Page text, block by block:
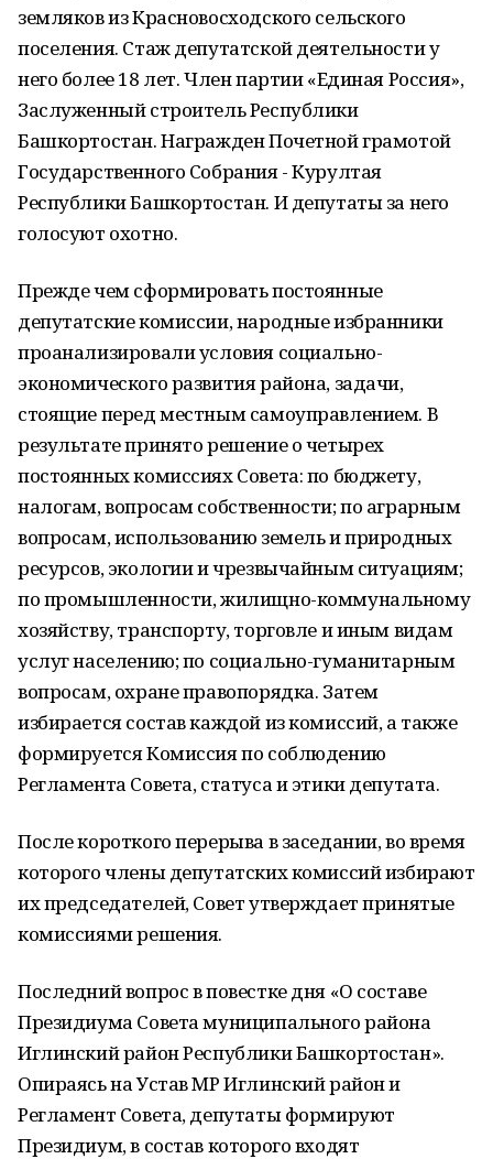
земляков из Красновосходского сельского
поселения. Стаж депутатской деятельности у
него более 18 лет. Член партии «Единая Россия»,
Заслуженный строитель Республики
Башкортостан. Награжден Почетной грамотой
Государственного Собрания - Курултая
Республики Башкортостан. И депутаты за него
голосуют охотно.
Прежде чем сформировать постоянные
депутатские комиссии, народные избранники
проанализировали условия социально-
экономического развития района, задачи,
стоящие перед местным самоуправлением. В
результате принято решение о четырех
постоянных комиссиях Совета: по бюджету,
налогам, вопросам собственности; по аграрным
вопросам, использованию земель и природных
ресурсов, экологии и чрезвычайным ситуациям;
по промышленности, жилищно-коммунальному
хозяйству, транспорту, торговле и иным видам
услуг населению; по социально-гуманитарным
вопросам, охране правопорядка. Затем
избирается состав каждой из комиссий, а также
формируется Комиссия по соблюдению
Регламента Совета, статуса и этики депутата.
После короткого перерыва в заседании, во время
которого члены депутатских комиссий избирают
их председателей, Совет утверждает принятые
комиссиями решения.
Последний вопрос в повестке дня «О составе
Президиума Совета муниципального района
Иглинский район Республики Башкортостан».
Опираясь на Устав МР Иглинский район и
Регламент Совета, депутаты формируют
Президиум, в состав которого входят